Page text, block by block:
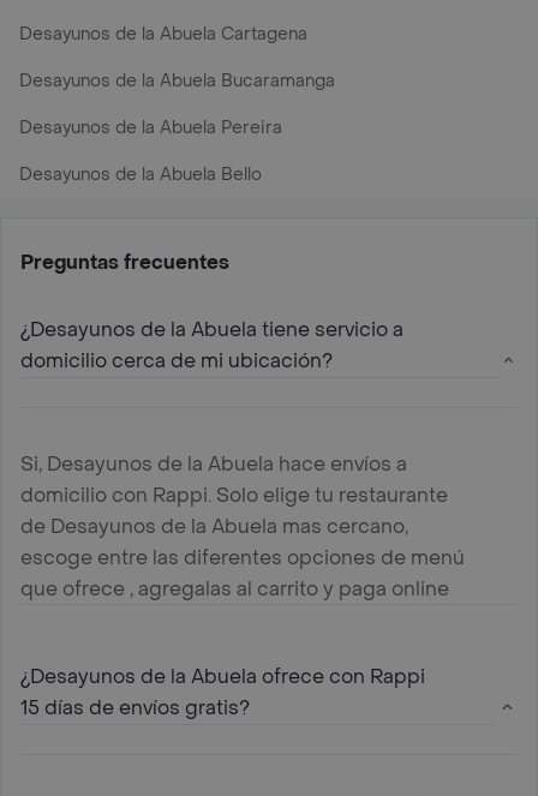
Desayunos de la Abuela Cartagena
Desayunos de la Abuela Bucaramanga
Desayunos de la Abuela Pereira
Desayunos de la Abuela Bello
Preguntas frecuentes
¿Desayunos de la Abuela tiene servicio a
domicilio cerca de mi ubicación?
Si, Desayunos de la Abuela hace envíos a
domicilio con Rappi. Solo elige tu restaurante
de Desayunos de la Abuela mas cercano,
escoge entre las diferentes opciones de menú
que ofrece , agregalas al carrito y paga online
¿Desayunos de la Abuela ofrece con Rappi
15 días de envíos gratis?